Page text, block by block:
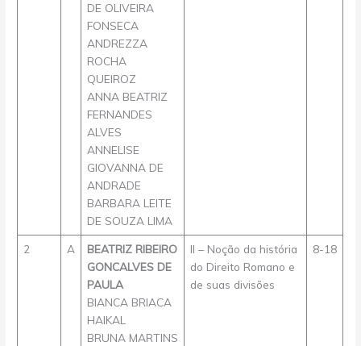
DE OLIVEIRA
FONSECA
ANDREZZA
ROCHA
QUEIROZ
ANNA BEATRIZ
FERNANDES
ALVES
ANNELISE
GIOVANNA DE
ANDRADE
BARBARA LEITE
DE SOUZA LIMA
2 A
BEATRIZ RIBEIRO
GONCALVES DE
PAULA
BIANCA BRIACA
HAIKAL
BRUNA MARTINS
II – Noção da história
do Direito Romano e
de suas divisões
8-18